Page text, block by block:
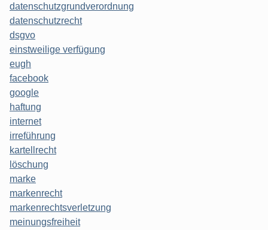
datenschutzgrundverordnung
datenschutzrecht
dsgvo
einstweilige verfügung
eugh
facebook
google
haftung
internet
irreführung
kartellrecht
löschung
marke
markenrecht
markenrechtsverletzung
meinungsfreiheit